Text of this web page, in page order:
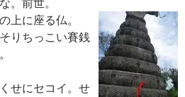
上に座る仏。
りちっこい賽銭
せにセコイ。せ